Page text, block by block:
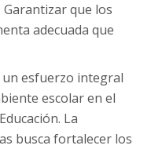
que los
adecuada que
un esfuerzo integral
escolar en el
La
busca fortalecer los